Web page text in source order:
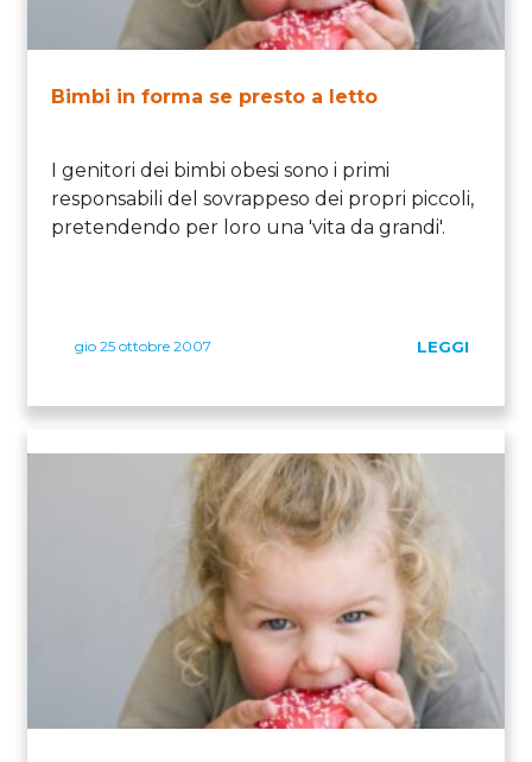
Bimbi in forma se presto a letto
I genitori dei bimbi obesi sono i primi
responsabili del sovrappeso dei propri piccoli,
pretendendo per loro una 'vita da grandi'.
gio 25 ottobre 2007 LEGGI